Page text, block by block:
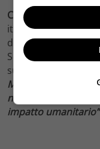
Così come noi la
italiano amatissimo
durante la
Sorrento Film &
suo pensiero:
Matteo Garrone. Il
non è un film di fatto
impatto